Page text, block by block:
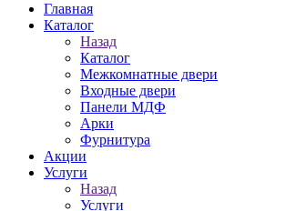
Главная
Каталог
Назад
Каталог
Межкомнатные двери
Входные двери
Панели МДФ
Арки
Фурнитура
Акции
Услуги
Назад
Услуги